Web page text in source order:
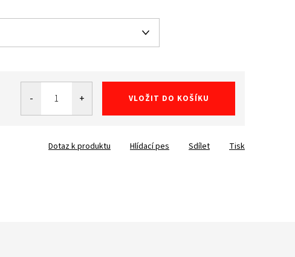
VLOŽIT DO KOŠÍKU
Tisk
Dotaz k produktu Hlídací pes Sdílet